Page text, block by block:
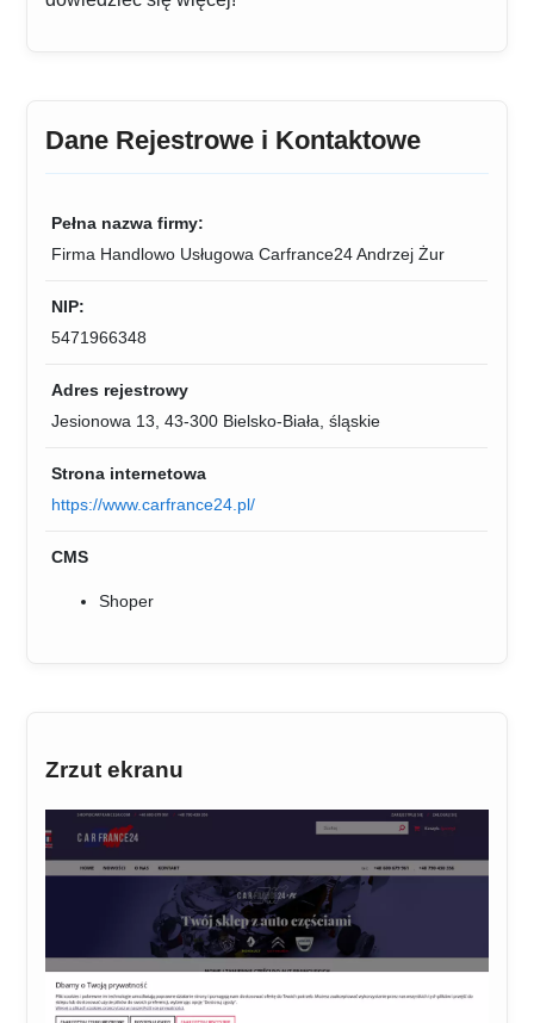
Dane Rejestrowe i Kontaktowe
Pełna nazwa firmy:
Firma Handlowo Usługowa Carfrance24 Andrzej Żur
NIP:
5471966348
Adres rejestrowy
Jesionowa 13, 43-300 Bielsko-Biała, śląskie
Strona internetowa
https://www.carfrance24.pl/
CMS
Shoper
Zrzut ekranu